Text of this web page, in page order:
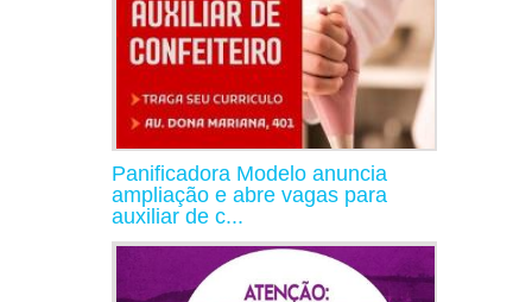
Panificadora Modelo anuncia
ampliação e abre vagas para
auxiliar de c...